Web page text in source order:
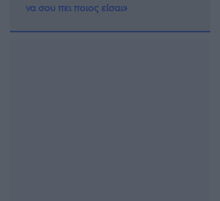
να σου πει ποιος είσαι»